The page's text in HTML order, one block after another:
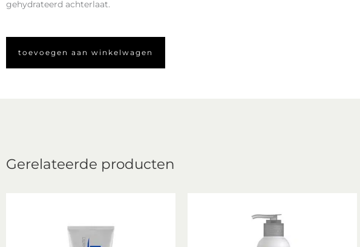
gehydrateerd achterlaat​​.
toevoegen aan winkelwagen
Gerelateerde producten